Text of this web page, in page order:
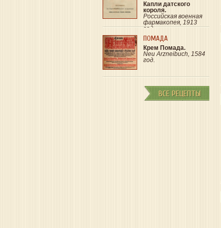
Капли датского
короля.
Российская военная
фармакопея, 1913
год.
ПОМАДА
Крем Помада.
Neu Arzneibuch, 1584
год.
ВСЕ РЕЦЕПТЫ